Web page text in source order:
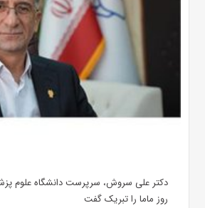
دکتر علی سروش، سرپرست دانشگاه علوم
روز ماما را تبریک گفت